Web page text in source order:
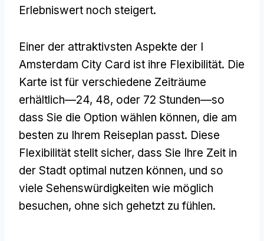
Erlebniswert noch steigert.
Einer der attraktivsten Aspekte der I
Amsterdam City Card ist ihre Flexibilität. Die
Karte ist für verschiedene Zeiträume
erhältlich—24, 48, oder 72 Stunden—so
dass Sie die Option wählen können, die am
besten zu Ihrem Reiseplan passt. Diese
Flexibilität stellt sicher, dass Sie Ihre Zeit in
der Stadt optimal nutzen können, und so
viele Sehenswürdigkeiten wie möglich
besuchen, ohne sich gehetzt zu fühlen.